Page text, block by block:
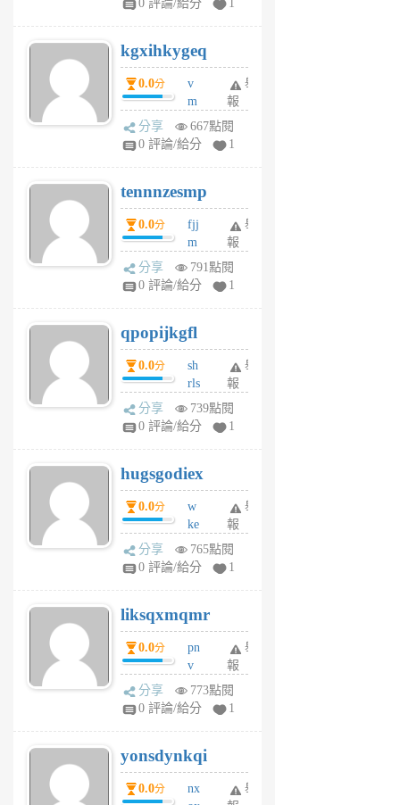
6
個
月
前
0 評論/給分 1
kgxihkygeq
0.0分
v
m
sg
sr
6
個
月
前
舉
報
分享
667點閱
0 評論/給分
1
tennnzesmp
0.0分
fjj
m
w
rs
6
個
月
前
舉
報
分享
791點閱
0 評論/給分
1
qpopijkgfl
0.0分
sh
rls
k
m
6
個
月
前
舉
報
分享
739點閱
0 評論/給分
1
hugsgodiex
0.0分
w
ke
rv
pj
6
個
月
前
舉
報
分享
765點閱
0 評論/給分
1
liksqxmqmr
0.0分
pn
v
wt
sv
6
個
月
舉
報
分享
773點閱
0 評論/給分
1
yonsdynkqi
0.0分
nx
舉